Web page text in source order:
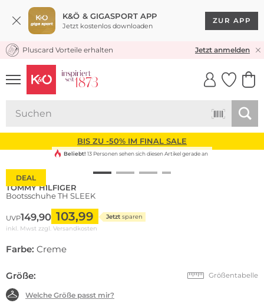
K&Ö & GIGASPORT APP
Jetzt kostenlos downloaden
ZUR APP
KOSTENLOSER VERSAND* & RÜCKVERSAND
Pluscard Vorteile erhalten Jetzt anmelden
UNSERE APP
CLICK &
BIS ZU -50% IM FINAL SALE
DEAL
Beliebt! 13 Personen sehen sich diesen Artikel gerade an
TOMMY HILFIGER
Bootsschuhe TH SLEEK
UVP149,90 103,99 Jetzt sparen
inkl. Mwst zzgl. Versandkosten
Farbe: Creme
Größe: Größentabelle
Welche Größe passt mir?